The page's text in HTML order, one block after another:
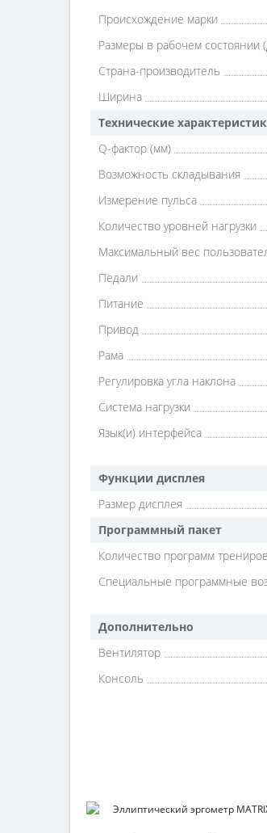
Происхождение марки
Размеры в рабочем
Страна-производитель
Ширина
Технические
Q-фактор (мм)
Возможность складывания
Измерение пульса
Количество уровней нагрузки
Максимальный вес
Педали
Питание
Привод
Рама
Регулировка угла наклона
Система нагрузки
Язык(и) интерфейса
Функции дисплея
Размер дисплея
Программный пакет
Количество программ
Специальные программные
Дополнительно
Вентилятор
Консоль